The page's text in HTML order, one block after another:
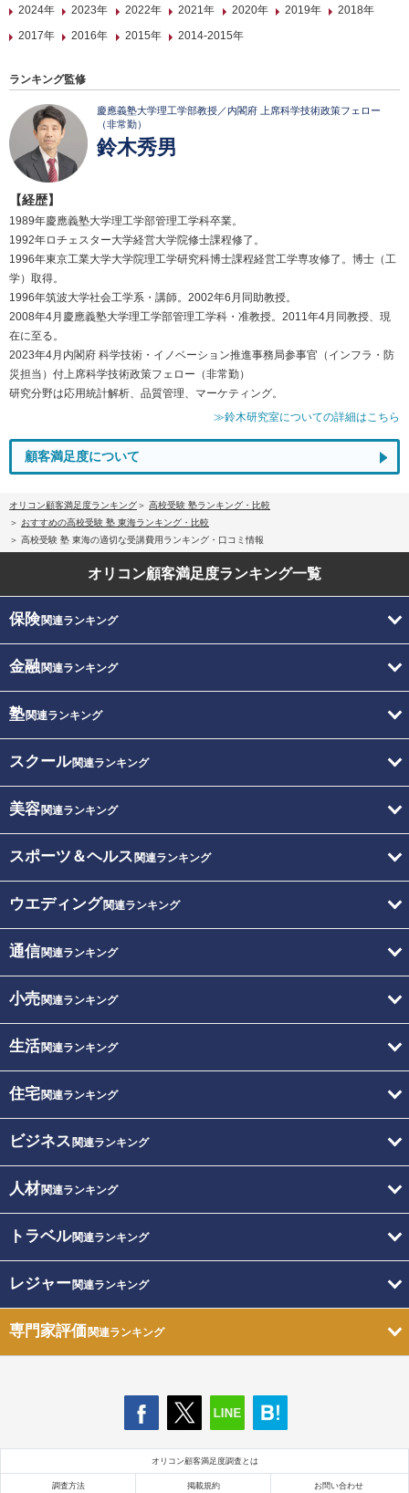
2024年
2023年 2022年 2021年 2020年 2019年
2018年
2017年
2016年 2015年 2014-2015年
ランキング監修
慶應義塾大学理工学部教授／内閣府 上席科学技術政策フェロー
（非常勤）
鈴木秀男
【経歴】
1989年慶應義塾大学理工学部管理工学科卒業。
1992年ロチェスター大学経営大学院修士課程修了。
1996年東京工業大学大学院理工学研究科博士課程経営工学専攻修了。博士（工
学）取得。
1996年筑波大学社会工学系・講師。2002年6月同助教授。
2008年4月慶應義塾大学理工学部管理工学科・准教授。2011年4月同教授、現
在に至る。
2023年4月内閣府 科学技術・イノベーション推進事務局参事官（インフラ・防
災担当）付上席科学技術政策フェロー（非常勤）
研究分野は応用統計解析、品質管理、マーケティング。
≫鈴木研究室についての詳細はこちら
顧客満足度について
オリコン顧客満足度ランキング
高校受験 塾ランキング・比較
おすすめの高校受験 塾 東海ランキング・比較
高校受験 塾 東海の適切な受講費用ランキング・口コミ情報
オリコン顧客満足度ランキング一覧
保険関連ランキング
金融関連ランキング
塾関連ランキング
スクール関連ランキング
美容関連ランキング
スポーツ＆ヘルス 関連ランキング
ウエディング関連ランキング
通信関連ランキング
小売関連ランキング
生活関連ランキング
住宅関連ランキング
ビジネス 関連ランキング
人材関連ランキング
トラベル関連ランキング
レジャー関連ランキング
専門家評価関連ランキング
オリコン顧客満足度調査とは
調査方法 掲載規約 お問い合わせ